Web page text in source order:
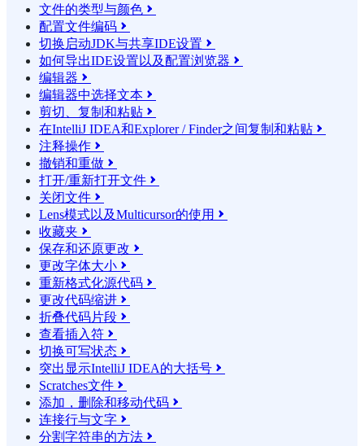
文件的类型与颜色 
配置文件编码 
切换启动JDK与共享IDE设置 
如何导出IDE设置以及配置浏览器 
编辑器 
编辑器中选择文本 
剪切、复制和粘贴 
在IntelliJ IDEA和Explorer / Finder之间复制和粘贴 
注释操作 
撤销和重做 
打开/重新打开文件 
关闭文件 
Lens模式以及Multicursor的使用 
收藏夹 
保存和还原更改 
更改字体大小 
重新格式化源代码 
更改代码缩进 
折叠代码片段 
查看插入符 
切换可写状态 
突出显示IntelliJ IDEA的大括号 
Scratches文件 
添加，删除和移动代码 
连接行与文字 
分割字符串的方法 